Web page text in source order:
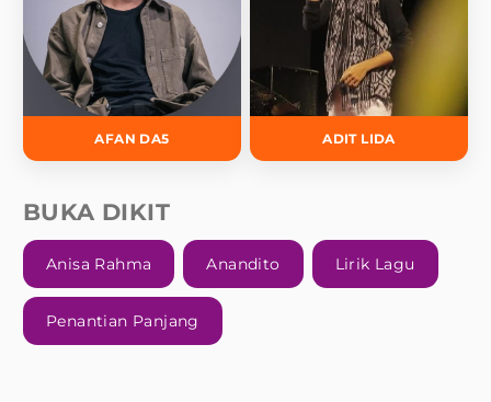
AFAN DA5 ADIT LIDA
BUKA DIKIT
Anisa Rahma Anandito Lirik Lagu
Penantian Panjang